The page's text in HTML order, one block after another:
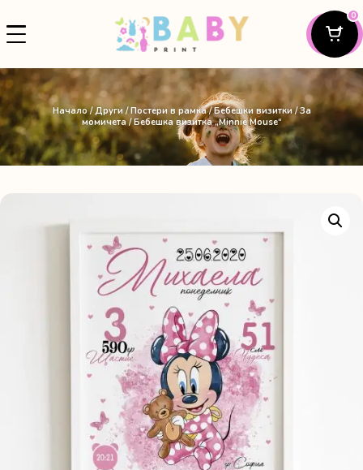
0
Начало/Други/Постери в рамка/Бебешки визитки/За
момичета/ Бебешка визитка „Minnie Mouse“